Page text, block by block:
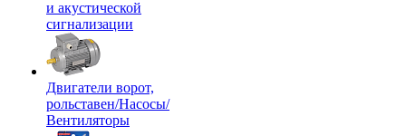
и акустической
сигнализации
Двигатели ворот,
рольставен/Насосы/
Вентиляторы